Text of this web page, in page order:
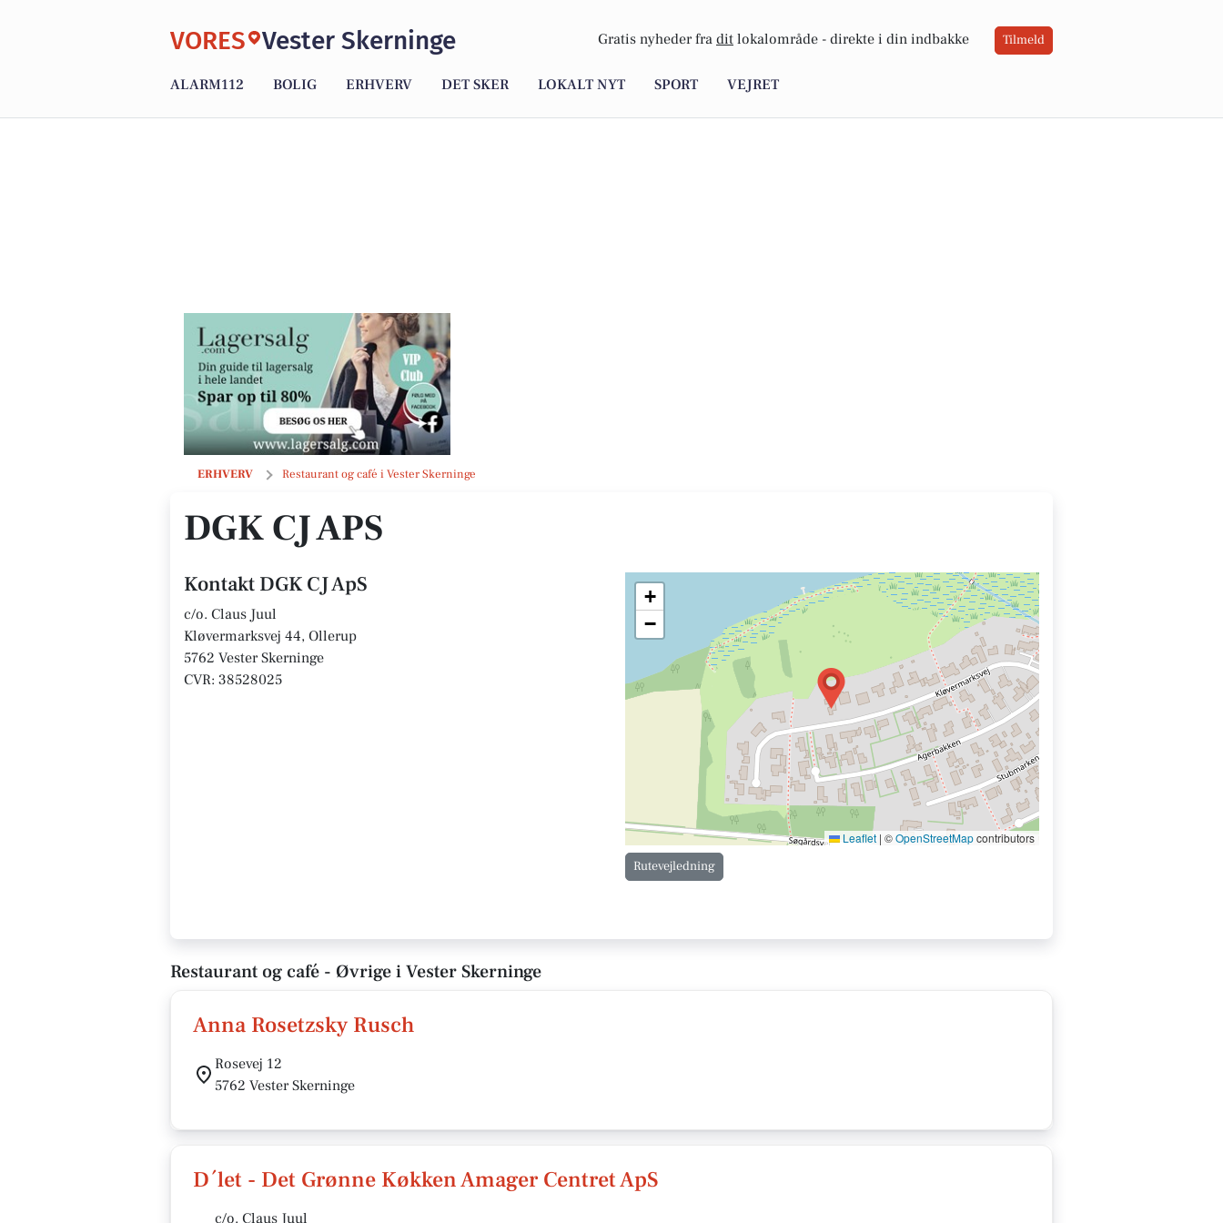
VORES Vester Skerninge Gratis nyheder fra dit lokalområde - direkte i din indbakke Tilmeld
ALARM112 BOLIG ERHVERV DET SKER LOKALT NYT SPORT VEJRET
ERHVERV Restaurant og café i Vester Skerninge
DGK CJ ApS
DGK CJ APS
Kontakt DGK CJ ApS
c/o. Claus Juul
Kløvermarksvej 44, Ollerup
5762 Vester Skerninge
CVR: 38528025
+
−
Leaflet | ©OpenStreetMapcontributors
Rutevejledning
Restaurant og café - Øvrige i Vester Skerninge
Anna Rosetzsky Rusch
Rosevej 12
5762 Vester Skerninge
D´let - Det Grønne Køkken Amager Centret ApS
c/o. Claus Juul